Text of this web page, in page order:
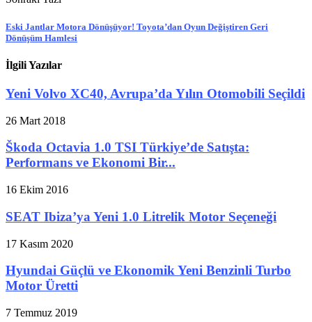
Eski Jantlar Motora Dönüşüyor! Toyota’dan Oyun Değiştiren Geri
Dönüşüm Hamlesi
İlgili Yazılar
Yeni Volvo XC40, Avrupa’da Yılın Otomobili Seçildi
26 Mart 2018
Škoda Octavia 1.0 TSI Türkiye’de Satışta:
Performans ve Ekonomi Bir...
16 Ekim 2016
SEAT Ibiza’ya Yeni 1.0 Litrelik Motor Seçeneği
17 Kasım 2020
Hyundai Güçlü ve Ekonomik Yeni Benzinli Turbo
Motor Üretti
7 Temmuz 2019